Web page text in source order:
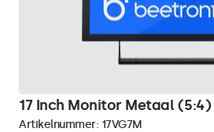
17 Inch Monitor Metaal (5:4)
Artikelnummer: 17VG7M